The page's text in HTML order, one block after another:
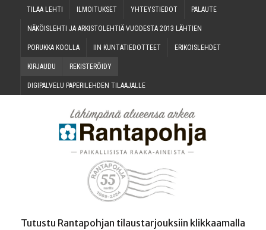
TILAA LEH­TI ILMOI­TUK­SET YHTEYS­TIE­DOT PALAU­TE
NÄKÖIS­LEH­TI JA ARKIS­TO­LEH­TIÄ VUO­DES­TA 2013 LÄHTIEN
PORUK­KA KOOLLA IIN KUN­TA­TIE­DOT­TEET ERI­KOIS­LEH­DET
KIR­JAU­DU REKIS­TE­RÖI­DY
DIGI­PAL­VE­LU PAPE­RI­LEH­DEN TILAAJALLE
Tutustu Rantapohjan tilaustarjouksiin klikkaamalla